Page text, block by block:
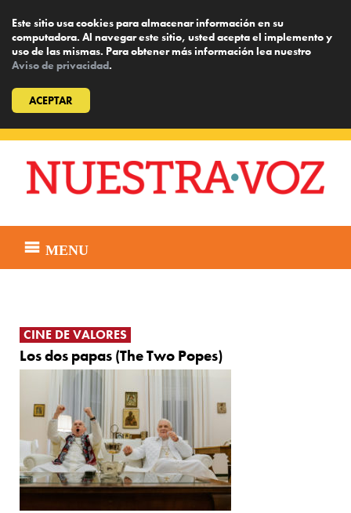
Este sitio usa cookies para almacenar información en su
computadora. Al navegar este sitio, usted acepta el implemento y
uso de las mismas. Para obtener más información lea nuestro
Aviso de privacidad.
ACEPTAR
content
MENU
CINE DE VALORES
Los dos papas (The Two Popes)